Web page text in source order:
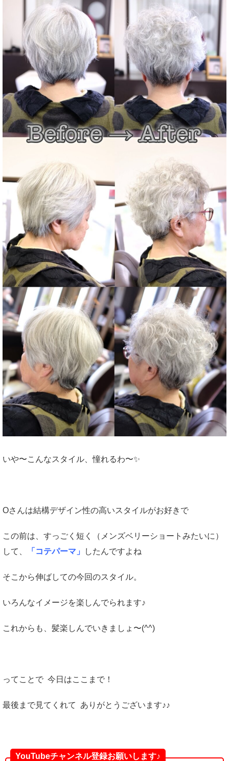
いや〜こんなスタイル、憧れるわ〜✨
Oさんは結構デザイン性の高いスタイルがお好きで
この前は、すっごく短く（メンズベリーショートみたいに）
して、
「コテパーマ」 したんですよね
そこから伸ばしての今回のスタイル。
いろんなイメージを楽しんでられます♪
これからも、髪楽しんでいきましょ〜(^^)
ってことで 今日はここまで！
最後まで見てくれて ありがとうございます♪♪
YouTubeチャンネル登録お願いします♪